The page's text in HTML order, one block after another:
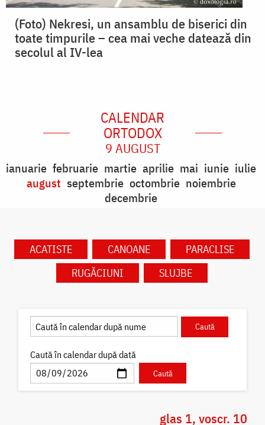
(Foto) Nekresi, un ansamblu de biserici din
toate timpurile – cea mai veche datează din
secolul al IV-lea
CALENDAR
ORTODOX
9 AUGUST
ianuarie februarie martie aprilie mai iunie iulie
august septembrie octombrie noiembrie
decembrie
ACATISTE CANOANE
PARACLISE
RUGĂCIUNI
SLUJBE
Caută în calendar după dată
glas 1, voscr. 10